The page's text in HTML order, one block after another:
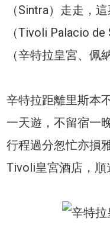
（Sintra）走走，
（Tivoli Palacio
（辛特拉皇宮、佩
辛特拉距離里斯本
一天遊，不留宿一
行程過分怱忙亦損
Tivoli皇宮酒店，順